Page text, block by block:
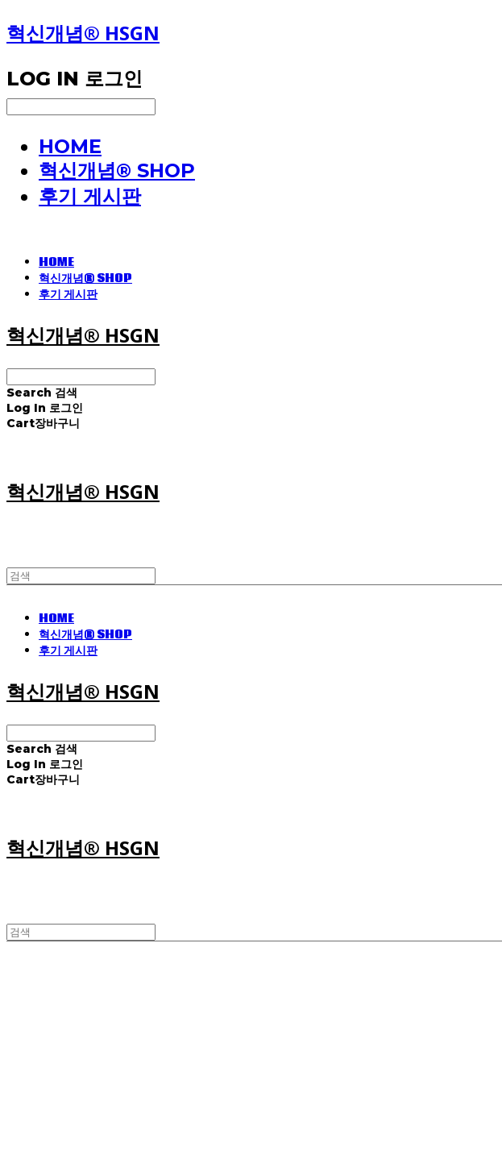
혁신개념® HSGN
LOG IN 로그인
HOME
혁신개념® SHOP
후기 게시판
HOME
혁신개념® SHOP
후기 게시판
혁신개념® HSGN
Search 검색
Log In 로그인
Cart장바구니
혁신개념® HSGN
HOME
혁신개념® SHOP
후기 게시판
혁신개념® HSGN
Search 검색
Log In 로그인
Cart장바구니
혁신개념® HSGN